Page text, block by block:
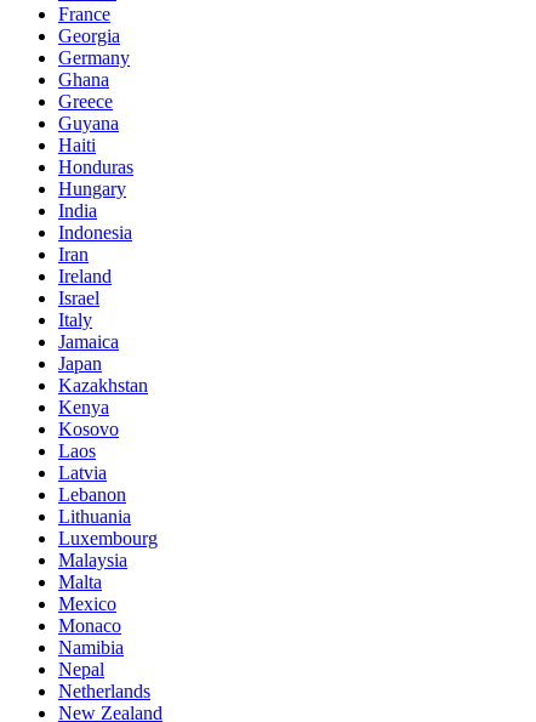
France
Georgia
Germany
Ghana
Greece
Guyana
Haiti
Honduras
Hungary
India
Indonesia
Iran
Ireland
Israel
Italy
Jamaica
Japan
Kazakhstan
Kenya
Kosovo
Laos
Latvia
Lebanon
Lithuania
Luxembourg
Malaysia
Malta
Mexico
Monaco
Namibia
Nepal
Netherlands
New Zealand